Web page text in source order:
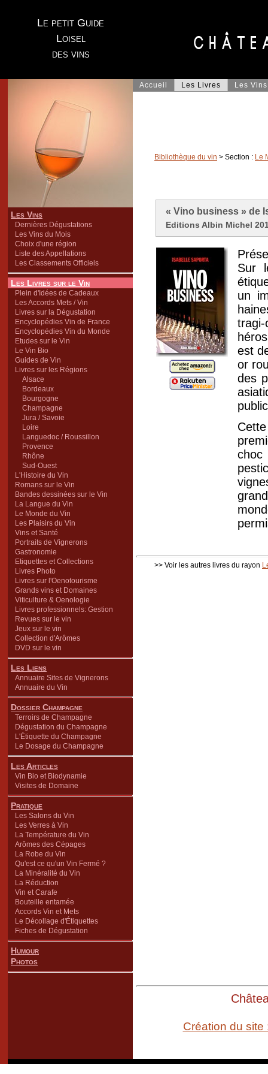
Le petit Guide
Loisel
des vins
Les Vins
Dernières Dégustations
Les Vins du Mois
Choix d'une région
Liste des Appellations
Les Classements Officiels
Les Livres sur le Vin
Plein d'Idées de Cadeaux
Les Accords Mets / Vin
Livres sur la Dégustation
Encyclopédies Vin de France
Encyclopédies Vin du Monde
Etudes sur le Vin
Le Vin Bio
Guides de Vin
Livres sur les Régions
Alsace
Bordeaux
Bourgogne
Champagne
Jura / Savoie
Loire
Languedoc / Roussillon
Provence
Rhône
Sud-Ouest
L'Histoire du Vin
Romans sur le Vin
Bandes dessinées sur le Vin
La Langue du Vin
Le Monde du Vin
Les Plaisirs du Vin
Vins et Santé
Portraits de Vignerons
Gastronomie
Etiquettes et Collections
Livres Photo
Livres sur l'Oenotourisme
Grands vins et Domaines
Viticulture & Oenologie
Livres professionnels: Gestion
Revues sur le vin
Jeux sur le vin
Collection d'Arômes
DVD sur le vin
Les Liens
Annuaire Sites de Vignerons
Annuaire du Vin
Dossier Champagne
Terroirs de Champagne
Dégustation du Champagne
L'Étiquette du Champagne
Le Dosage du Champagne
Les Articles
Vin Bio et Biodynamie
Visites de Domaine
Pratique
Les Salons du Vin
Les Verres à Vin
La Température du Vin
Arômes des Cépages
La Robe du Vin
Qu'est ce qu'un Vin Fermé ?
La Minéralité du Vin
La Réduction
Vin et Carafe
Bouteille entamée
Accords Vin et Mets
Le Décollage d'Étiquettes
Fiches de Dégustation
Humour
Photos
Accueil Les Livres Les Vins
Bibliothèque du vin > Section : Le
« Vino business » de
Editions Albin Michel
Sur
un
est
or
des
choc
>> Voir les autres livres du rayon
Création du site